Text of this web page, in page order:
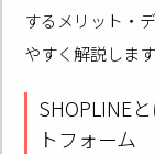
するメリット・
やすく解説します
SHOPLINE
トフォーム